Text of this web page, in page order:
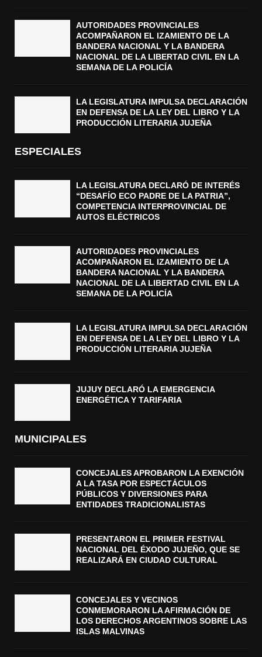
AUTORIDADES PROVINCIALES
ACOMPAÑARON EL IZAMIENTO DE LA
BANDERA NACIONAL Y LA BANDERA
NACIONAL DE LA LIBERTAD CIVIL EN LA
SEMANA DE LA POLICÍA
LA LEGISLATURA IMPULSA DECLARACIÓN
EN DEFENSA DE LA LEY DEL LIBRO Y LA
PRODUCCIÓN LITERARIA JUJEÑA
ESPECIALES
LA LEGISLATURA DECLARÓ DE INTERÉS
“DESAFÍO ECO PADRE DE LA PATRIA”,
COMPETENCIA INTERPROVINCIAL DE
AUTOS ELÉCTRICOS
AUTORIDADES PROVINCIALES
ACOMPAÑARON EL IZAMIENTO DE LA
BANDERA NACIONAL Y LA BANDERA
NACIONAL DE LA LIBERTAD CIVIL EN LA
SEMANA DE LA POLICÍA
LA LEGISLATURA IMPULSA DECLARACIÓN
EN DEFENSA DE LA LEY DEL LIBRO Y LA
PRODUCCIÓN LITERARIA JUJEÑA
JUJUY DECLARÓ LA EMERGENCIA
ENERGÉTICA Y TARIFARIA
MUNICIPALES
CONCEJALES APROBARON LA EXENCIÓN
A LA TASA POR ESPECTÁCULOS
PÚBLICOS Y DIVERSIONES PARA
ENTIDADES TRADICIONALISTAS
PRESENTARON EL PRIMER FESTIVAL
NACIONAL DEL ÉXODO JUJEÑO, QUE SE
REALIZARÁ EN CIUDAD CULTURAL
CONCEJALES Y VECINOS
CONMEMORARON LA AFIRMACIÓN DE
LOS DERECHOS ARGENTINOS SOBRE LAS
ISLAS MALVINAS